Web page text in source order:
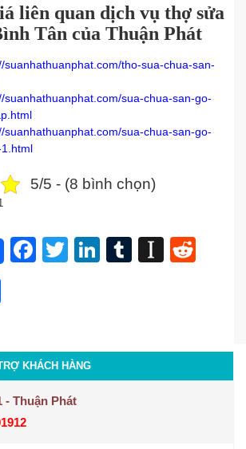
liên quan dịch vụ thợ sửa
Tân của Thuận Phát
suanhathuanphat.com/tho-sua-chua-san-
suanhathuanphat.com/sua-chua-san-go-
suanhathuanphat.com/sua-chua-san-go-
5/5 - (8 bình chọn)
Facebook
TwitterLinkedIn
Tumblr
KHÁCH HÀNG
- Thuận Phát